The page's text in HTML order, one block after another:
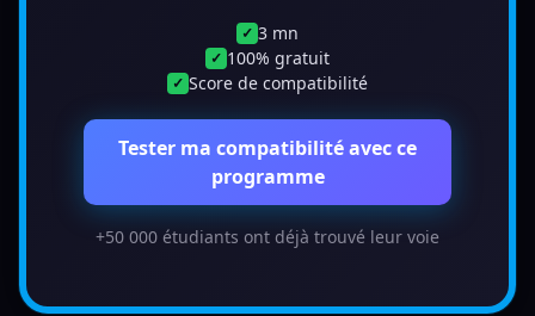
✓ 3 mn
✓ 100% gratuit
✓ Score de compatibilité
Tester ma compatibilité avec ce
programme
+50 000 étudiants ont déjà trouvé leur voie